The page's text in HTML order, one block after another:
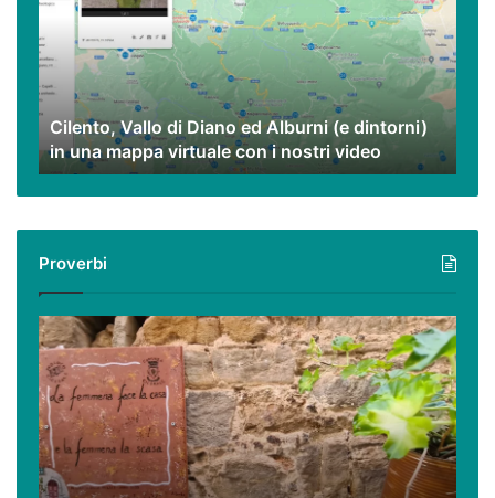
Diano
ed
Alburni
(e
dintorni)
una
mappa
virtuale
nostri
video
Cilento, Vallo di Diano ed Alburni (e dintorni)
in una mappa virtuale con i nostri video
Proverbi
Podcast
–
I
proverbi
cilentani
raccontati
da
Guido